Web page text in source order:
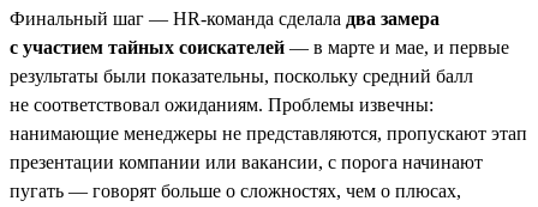
Финальный шаг — HR-команда сделала два замера
с участием тайных соискателей — в марте и мае, и первые
результаты были показательны, поскольку средний балл
не соответствовал ожиданиям. Проблемы извечны:
нанимающие менеджеры не представляются, пропускают этап
презентации компании или вакансии, с порога начинают
пугать — говорят больше о сложностях, чем о плюсах,